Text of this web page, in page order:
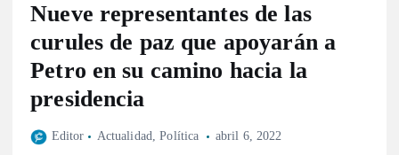
Nueve representantes de las
curules de paz que apoyarán a
Petro en su camino hacia la
presidencia
Editor Actualidad,Política abril 6, 2022